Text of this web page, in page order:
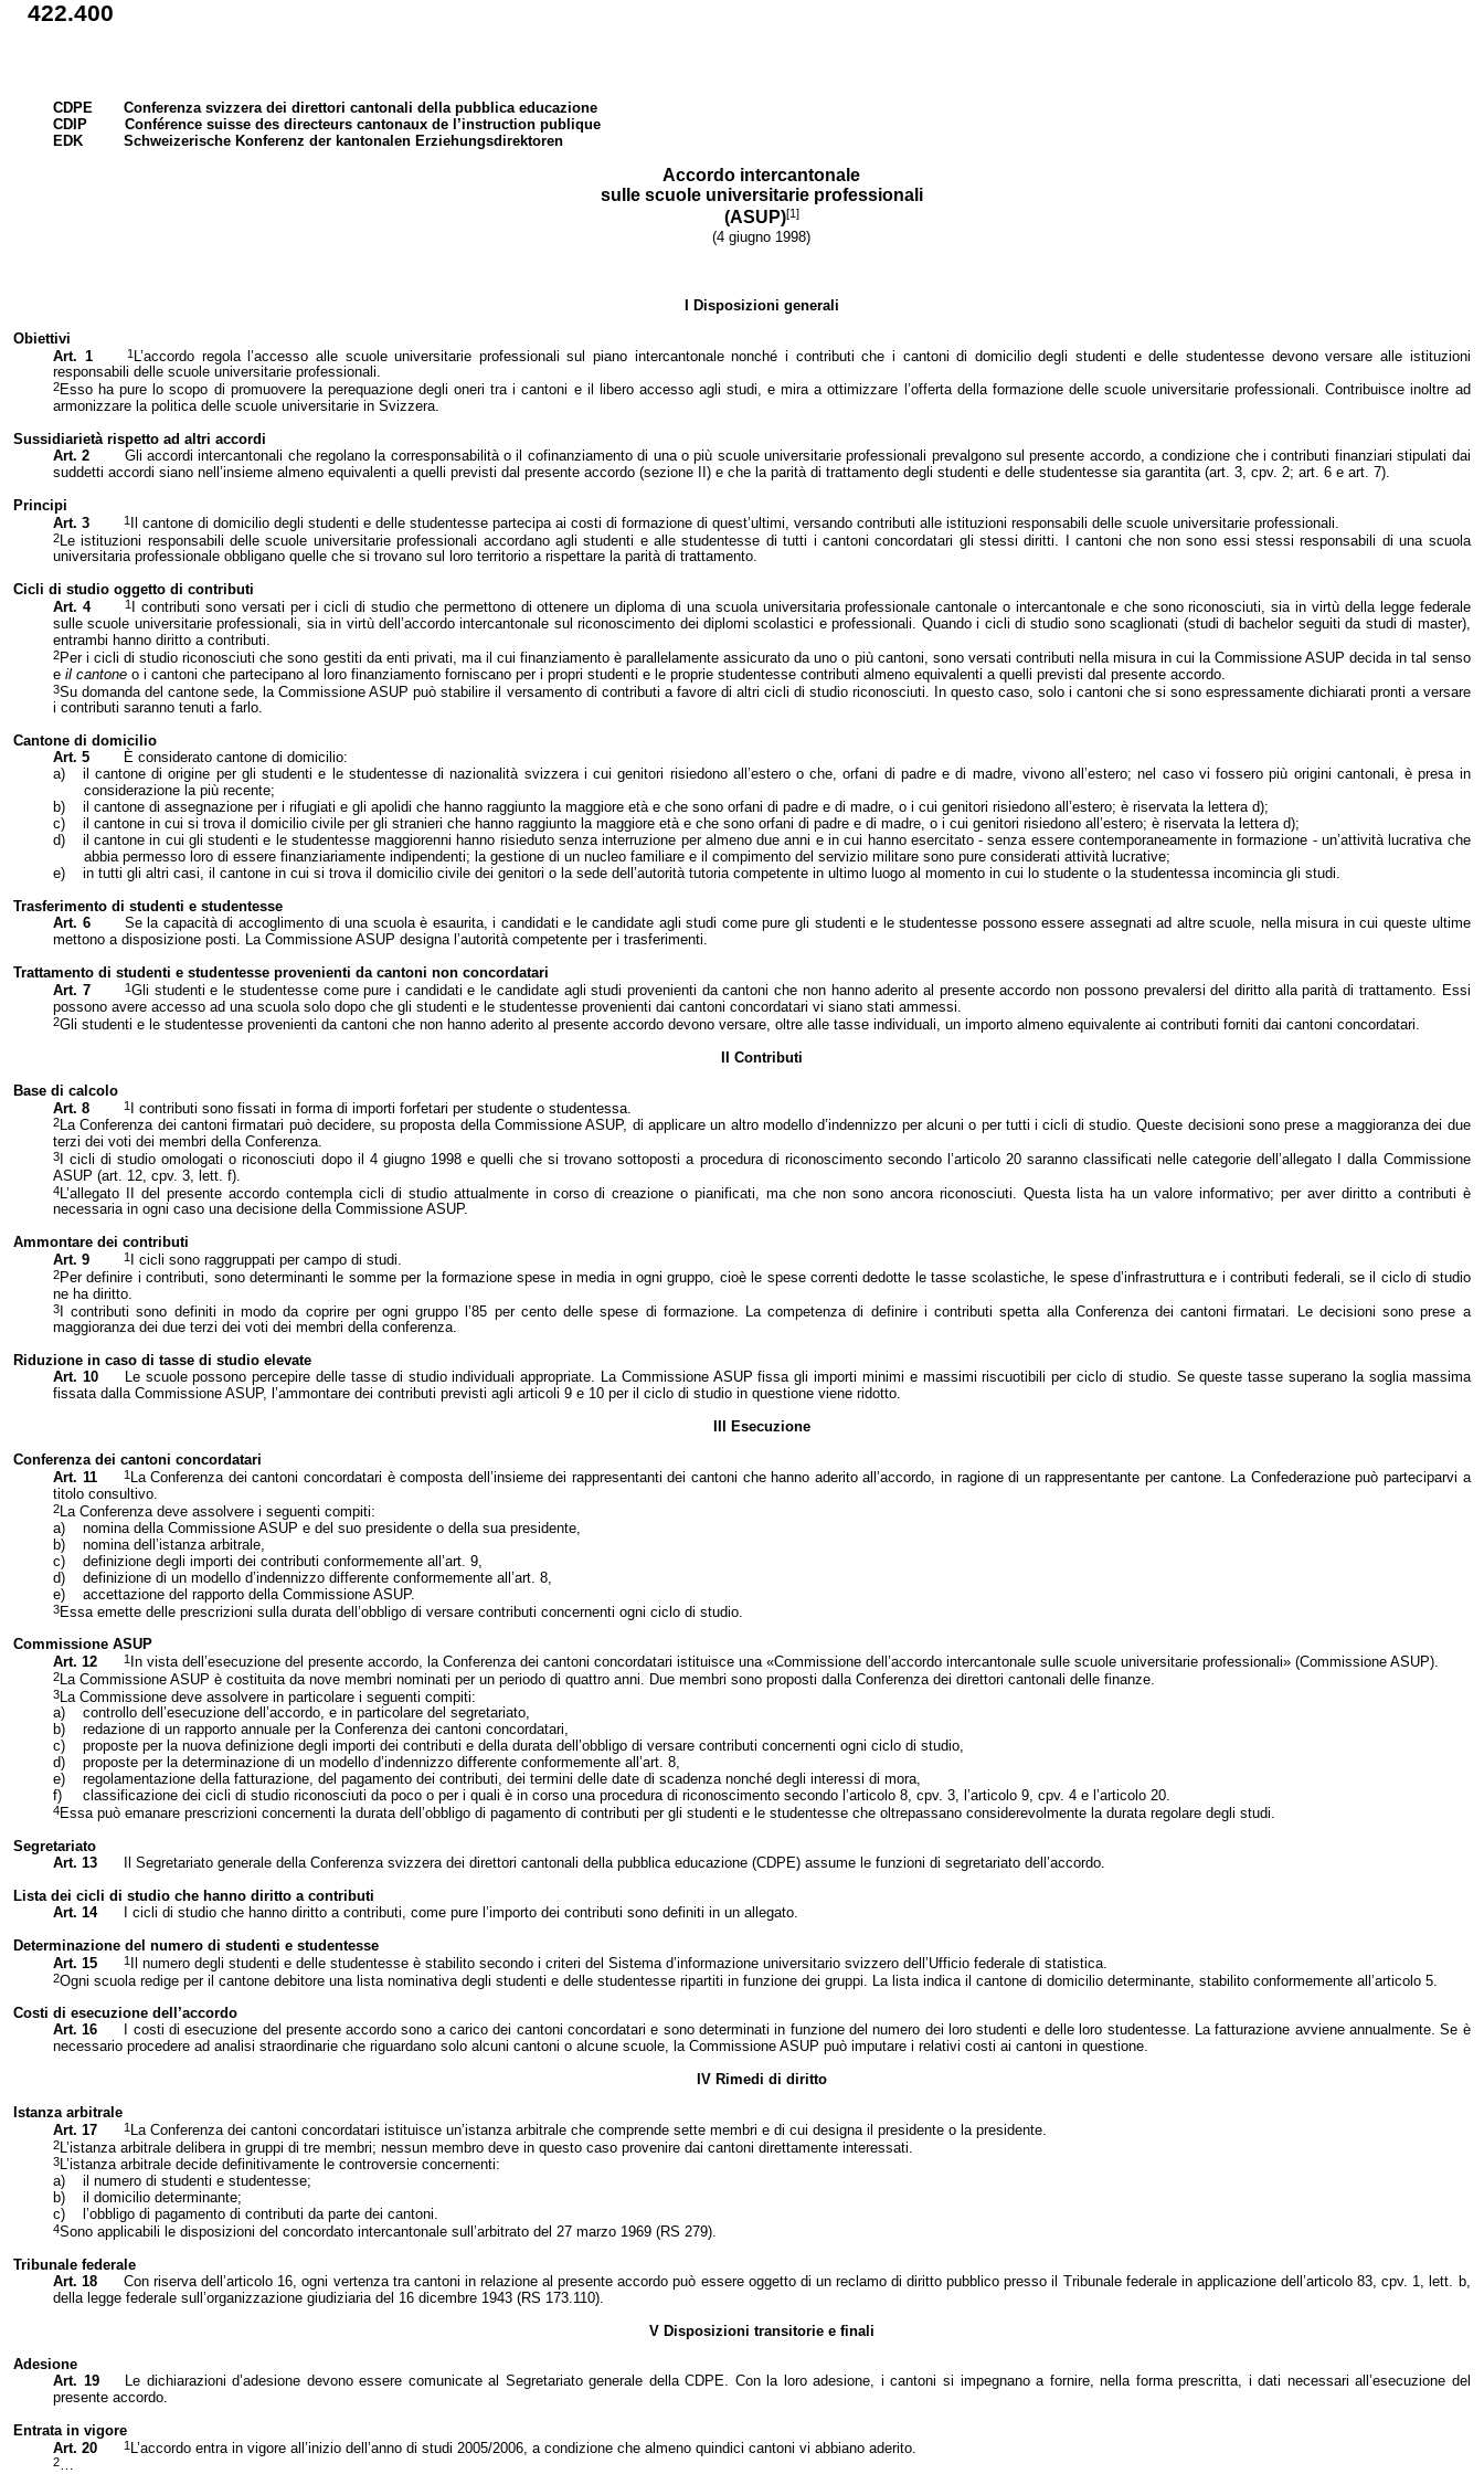
422.400
CDPE
Conferenza svizzera dei direttori cantonali della pubblica educazione
CDIP
Conférence suisse des directeurs cantonaux de l’instruction publique
EDK
Schweizerische Konferenz der kantonalen Erziehungsdirektoren
Accordo intercantonale
sulle scuole universitarie professionali
(ASUP)[1]
(4 giugno 1998)
I Disposizioni generali
Obiettivi
Art. 1
1L’accordo regola l’accesso alle scuole universitarie professionali sul piano intercantonale nonché i contributi che i cantoni di domicilio degli studenti e delle studentesse devono versare alle istituzioni
responsabili delle scuole universitarie professionali.
2Esso ha pure lo scopo di promuovere la perequazione degli oneri tra i cantoni e il libero accesso agli studi, e mira a ottimizzare l’offerta della formazione delle scuole universitarie professionali. Contribuisce inoltre ad
armonizzare la politica delle scuole universitarie in Svizzera.
Sussidiarietà rispetto ad altri accordi
Art. 2
Gli accordi intercantonali che regolano la corresponsabilità o il cofinanziamento di una o più scuole universitarie professionali prevalgono sul presente accordo, a condizione che i contributi finanziari stipulati dai
suddetti accordi siano nell’insieme almeno equivalenti a quelli previsti dal presente accordo (sezione II) e che la parità di trattamento degli studenti e delle studentesse sia garantita (art. 3, cpv. 2; art. 6 e art. 7).
Principi
Art. 3
1 Il cantone di domicilio degli studenti e delle studentesse partecipa ai costi di formazione di quest’ultimi, versando contributi alle istituzioni responsabili delle scuole universitarie professionali.
2Le istituzioni responsabili delle scuole universitarie professionali accordano agli studenti e alle studentesse di tutti i cantoni concordatari gli stessi diritti. I cantoni che non sono essi stessi responsabili di una scuola
universitaria professionale obbligano quelle che si trovano sul loro territorio a rispettare la parità di trattamento.
Cicli di studio oggetto di contributi
Art. 4
1
I contributi sono versati per i cicli di studio che permettono di ottenere un diploma di una scuola universitaria professionale cantonale o intercantonale e che sono riconosciuti, sia in virtù della legge federale
sulle scuole universitarie professionali, sia in virtù dell’accordo intercantonale sul riconoscimento dei diplomi scolastici e professionali. Quando i cicli di studio sono scaglionati (studi di bachelor seguiti da studi di master),
entrambi hanno diritto a contributi.
2Per i cicli di studio riconosciuti che sono gestiti da enti privati, ma il cui finanziamento è parallelamente assicurato da uno o più cantoni, sono versati contributi nella misura in cuila Commissione ASUP decida in tal senso
e il cantone o i cantoni che partecipano al loro finanziamento forniscano per i propri studenti e le proprie studentesse contributi almeno equivalenti a quelli previsti dal presente accordo.
3Su domanda del cantone sede,la Commissione ASUP può stabilire il versamento di contributi a favore di altri cicli di studio riconosciuti. In questo caso, solo i cantoni che si sono espressamente dichiarati pronti a versare
i contributi saranno tenuti a farlo.
Cantone di domicilio
Art. 5
È considerato cantone di domicilio:
a)
il cantone di origine per gli studenti e le studentesse di nazionalità svizzera i cui genitori risiedono all’estero o che, orfani di padre e di madre, vivono all’estero; nel caso vi fossero più origini cantonali, è presa in
considerazione la più recente;
b)
il cantone di assegnazione per i rifugiati e gli apolidi che hanno raggiunto la maggiore età e che sono orfani di padre e di madre, o i cui genitori risiedono all’estero; è riservata la lettera d);
c)
il cantone in cui si trova il domicilio civile per gli stranieri che hanno raggiunto la maggiore età e che sono orfani di padre e di madre, o i cui genitori risiedono all’estero; è riservata la lettera d);
d)
il cantone in cui gli studenti e le studentesse maggiorenni hanno risieduto senza interruzione per almeno due anni e in cui hanno esercitato - senza essere contemporaneamente in formazione - un’attività lucrativa che
abbia permesso loro di essere finanziariamente indipendenti; la gestione di un nucleo familiare e il compimento del servizio militare sono pure considerati attività lucrative;
e)
in tutti gli altri casi, il cantone in cui si trova il domicilio civile dei genitori o la sede dell’autorità tutoria competente in ultimo luogo al momento in cui lo studente o la studentessa incomincia gli studi.
Trasferimento di studenti e studentesse
Art. 6
Se la capacità di accoglimento di una scuola è esaurita, i candidati e le candidate agli studi come pure gli studenti e le studentesse possono essere assegnati ad altre scuole, nella misura in cui queste ultime
mettono a disposizione posti. La Commissione ASUP designa l’autorità competente per i trasferimenti.
Trattamento di studenti e studentesse provenienti da cantoni non concordatari
Art. 7
1Gli studenti e le studentesse come pure i candidati e le candidate agli studi provenienti da cantoni che non hanno aderito al presente accordo non possono prevalersi del diritto alla parità di trattamento. Essi
possono avere accesso ad una scuola solo dopo che gli studenti e le studentesse provenienti dai cantoni concordatari vi siano stati ammessi.
2Gli studenti e le studentesse provenienti da cantoni che non hanno aderito al presente accordo devono versare, oltre alle tasse individuali, un importo almeno equivalente ai contributi forniti dai cantoni concordatari.
II Contributi
Base di calcolo
Art. 8
1 I contributi sono fissati in forma di importi forfetari per studente o studentessa.
2 La Conferenza dei cantoni firmatari può decidere, su proposta della Commissione ASUP, di applicare un altro modello d’indennizzo per alcuni o per tutti i cicli di studio. Queste decisioni sono prese a maggioranza dei due
terzi dei voti dei membri della Conferenza.
3I cicli di studio omologati o riconosciuti dopo il 4 giugno 1998 e quelli che si trovano sottoposti a procedura di riconoscimento secondo l’articolo 20 saranno classificati nelle categorie dell’allegato I dalla Commissione
ASUP (art. 12, cpv. 3, lett. f).
4L’allegato II del presente accordo contempla cicli di studio attualmente in corso di creazione o pianificati, ma che non sono ancora riconosciuti. Questa lista ha un valore informativo; per aver diritto a contributi è
necessaria in ogni caso una decisione della Commissione ASUP.
Ammontare dei contributi
Art. 9
1 I cicli sono raggruppati per campo di studi.
2Per definire i contributi, sono determinanti le somme per la formazione spese in media in ogni gruppo, cioè le spese correnti dedotte le tasse scolastiche, le spese d’infrastruttura e i contributi federali, se il ciclo di studio
ne ha diritto.
3I contributi sono definiti in modo da coprire per ogni gruppo l’85 per cento delle spese di formazione. La competenza di definire i contributi spetta alla Conferenza dei cantoni firmatari. Le decisioni sono prese a
maggioranza dei due terzi dei voti dei membri della conferenza.
Riduzione in caso di tasse di studio elevate
Art. 10
Le scuole possono percepire delle tasse di studio individuali appropriate. La Commissione ASUP fissa gli importi minimi e massimi riscuotibili per ciclo di studio. Se queste tasse superano la soglia massima
fissata dalla Commissione ASUP, l’ammontare dei contributi previsti agli articoli 9 e 10 per il ciclo di studio in questione viene ridotto.
III Esecuzione
Conferenza dei cantoni concordatari
Art. 11
1 La Conferenza dei cantoni concordatari è composta dell’insieme dei rappresentanti dei cantoni che hanno aderito all’accordo, in ragione di un rappresentante per cantone. La Confederazionepuò parteciparvi a
titolo consultivo.
2La Conferenza deve assolvere i seguenti compiti:
a)
nomina della Commissione ASUP e del suo presidente o della sua presidente,
b)
nomina dell’istanza arbitrale,
c)
definizione degli importi dei contributi conformemente all’art. 9,
d)
definizione di un modello d’indennizzo differente conformemente all’art. 8,
e)
accettazione del rapporto della Commissione ASUP.
3Essa emette delle prescrizioni sulla durata dell’obbligo di versare contributi concernenti ogni ciclo di studio.
Commissione ASUP
Art. 12
1 In vista dell’esecuzione del presente accordo, la Conferenza dei cantoni concordatari istituisce una «Commissione dell’accordo intercantonale sulle scuole universitarie professionali» (Commissione ASUP).
2La Commissione ASUP è costituita da nove membri nominati per un periodo di quattro anni. Due membri sono proposti dalla Conferenza dei direttori cantonali delle finanze.
3La Commissione deve assolvere in particolare i seguenti compiti:
a)
controllo dell’esecuzione dell’accordo, e in particolare del segretariato,
b)
redazione di un rapporto annuale per la Conferenza dei cantoni concordatari,
c)
proposte per la nuova definizione degli importi dei contributi e della durata dell’obbligo di versare contributi concernenti ogni ciclo di studio,
d)
proposte per la determinazione di un modello d’indennizzo differente conformemente all’art. 8,
e)
regolamentazione della fatturazione, del pagamento dei contributi, dei termini delle date di scadenza nonché degli interessi di mora,
f)
classificazione dei cicli di studio riconosciuti da poco o per i quali è in corso una procedura di riconoscimento secondo l’articolo 8, cpv. 3, l’articolo 9, cpv. 4 e l’articolo 20.
4Essa può emanare prescrizioni concernenti la durata dell’obbligo di pagamento di contributi per gli studenti e le studentesse che oltrepassano considerevolmente la durata regolare degli studi.
Segretariato
Art. 13
Il Segretariato generale della Conferenza svizzera dei direttori cantonali della pubblica educazione (CDPE) assume le funzioni di segretariato dell’accordo.
Lista dei cicli di studio che hanno diritto a contributi
Art. 14
I cicli di studio che hanno diritto a contributi, come pure l’importo dei contributi sono definiti in un allegato.
Determinazione del numero di studenti e studentesse
Art. 15
1Il numero degli studenti e delle studentesse è stabilito secondo i criteri del Sistema d’informazione universitario svizzero dell’Ufficio federale di statistica.
2Ogni scuola redige per il cantone debitore una lista nominativa degli studenti e delle studentesse ripartiti in funzione dei gruppi. La lista indica il cantone di domicilio determinante, stabilito conformemente all’articolo 5.
Costi di esecuzione dell’accordo
Art. 16
I costi di esecuzione del presente accordo sono a carico dei cantoni concordatari e sono determinati in funzione del numero dei loro studenti e delle loro studentesse. La fatturazione avviene annualmente. Se è
necessario procedere ad analisi straordinarie che riguardano solo alcuni cantoni o alcune scuole, la Commissione ASUP può imputare i relativi costi ai cantoni in questione.
IV Rimedi di diritto
Istanza arbitrale
Art. 17
1La Conferenza dei cantoni concordatari istituisce un’istanza arbitrale che comprende sette membri e di cui designa il presidente o la presidente.
2L’istanza arbitrale delibera in gruppi di tre membri; nessun membro deve in questo caso provenire dai cantoni direttamente interessati.
3L’istanza arbitrale decide definitivamente le controversie concernenti:
a)
il numero di studenti e studentesse;
b)
il domicilio determinante;
c)
l’obbligo di pagamento di contributi da parte dei cantoni.
4Sono applicabili le disposizioni del concordato intercantonale sull’arbitrato del 27 marzo 1969 (RS 279).
Tribunale federale
Art. 18
Con riserva dell’articolo 16, ogni vertenza tra cantoni in relazione al presente accordo può essere oggetto di un reclamo di diritto pubblico presso il Tribunale federale in applicazione dell’articolo 83, cpv. 1, lett. b,
della legge federale sull’organizzazione giudiziaria del 16 dicembre 1943 (RS 173.110).
V Disposizioni transitorie e finali
Adesione
Art. 19
Le dichiarazioni d’adesione devono essere comunicate al Segretariato generale della CDPE. Con la loro adesione, i cantoni si impegnano a fornire, nella forma prescritta, i dati necessari all’esecuzione del
presente accordo.
Entrata in vigore
Art. 20
1L’accordo entra in vigore all’inizio dell’anno di studi 2005/2006, a condizione che almeno quindici cantoni vi abbiano aderito.
2…